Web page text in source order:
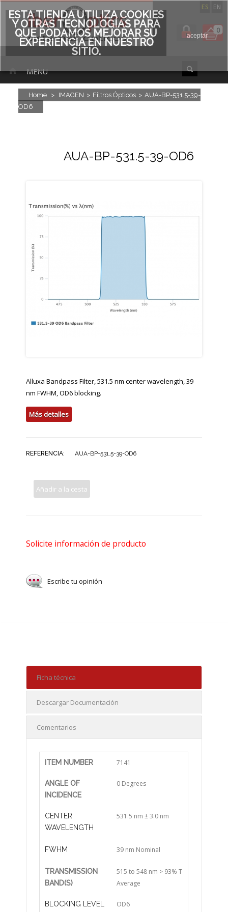
ES EN
0
MENU
Home > IMAGEN > Filtros Ópticos > AUA-BP-531.5-39-
OD6
AUA-BP-531.5-39-OD6
Alluxa Bandpass Filter, 531.5 nm center wavelength, 39
nm FWHM, OD6 blocking.
Más detalles
REFERENCIA: AUA-BP-531.5-39-OD6
Añadir a la cesta
Solicite información de producto
Escribe tu opinión
Ficha técnica
Descargar Documentación
Comentarios
ITEM NUMBER 7141
ANGLE OF
INCIDENCE
0 Degrees
CENTER
WAVELENGTH
531.5 nm ± 3.0 nm
FWHM 39 nm Nominal
TRANSMISSION
BAND(S)
515 to 548 nm > 93% T
Average
BLOCKING LEVEL OD6
ESTA TIENDA UTILIZA COOKIES
Y OTRAS TECNOLOGÍAS PARA
QUE PODAMOS MEJORAR SU
EXPERIENCIA EN NUESTRO
SITIO.
aceptar